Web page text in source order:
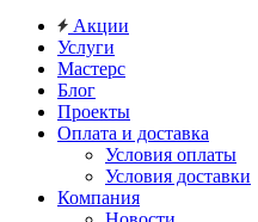
Акции
Услуги
Мастерс
Блог
Проекты
Оплата и доставка
Условия оплаты
Условия доставки
Компания